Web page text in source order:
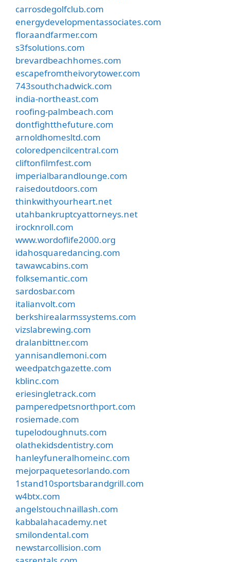
carrosdegolfclub.com
energydevelopmentassociates.com
floraandfarmer.com
s3fsolutions.com
brevardbeachhomes.com
escapefromtheivorytower.com
743southchadwick.com
india-northeast.com
roofing-palmbeach.com
dontfightthefuture.com
arnoldhomesltd.com
coloredpencilcentral.com
cliftonfilmfest.com
imperialbarandlounge.com
raisedoutdoors.com
thinkwithyourheart.net
utahbankruptcyattorneys.net
irocknroll.com
www.wordoflife2000.org
idahosquaredancing.com
tawawcabins.com
folksemantic.com
sardosbar.com
italianvolt.com
berkshirealarmssystems.com
vizslabrewing.com
dralanbittner.com
yannisandlemoni.com
weedpatchgazette.com
kblinc.com
eriesingletrack.com
pamperedpetsnorthport.com
rosiemade.com
tupelodoughnuts.com
olathekidsdentistry.com
hanleyfuneralhomeinc.com
mejorpaquetesorlando.com
1stand10sportsbarandgrill.com
w4btx.com
angelstouchnaillash.com
kabbalahacademy.net
smilondental.com
newstarcollision.com